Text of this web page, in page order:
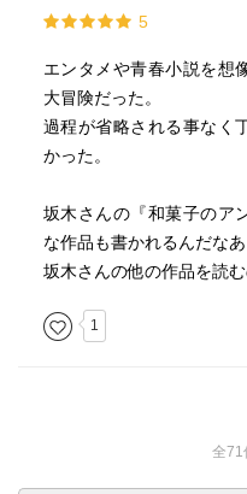
5
エンタメや青春小説を想
大冒険だった。
過程が省略される事なく
かった。
坂木さんの『和菓子のア
な作品も書かれるんだな
坂木さんの他の作品を読む
1
全71